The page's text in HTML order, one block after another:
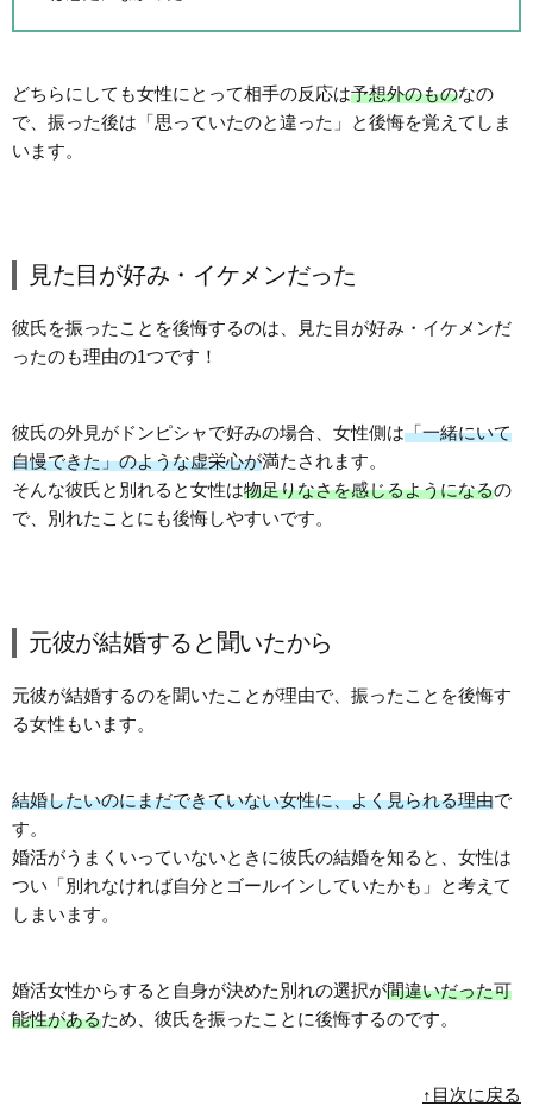
どちらにしても女性にとって相手の反応は予想外のものなの
で、振った後は「思っていたのと違った」と後悔を覚えてしま
います。
見た目が好み・イケメンだった
彼氏を振ったことを後悔するのは、見た目が好み・イケメンだ
ったのも理由の1つです！
彼氏の外見がドンピシャで好みの場合、女性側は「一緒にいて
自慢できた」のような虚栄心が満たされます。
そんな彼氏と別れると女性は物足りなさを感じるようになるの
で、別れたことにも後悔しやすいです。
元彼が結婚すると聞いたから
元彼が結婚するのを聞いたことが理由で、振ったことを後悔す
る女性もいます。
結婚したいのにまだできていない女性に、よく見られる理由で
す。
婚活がうまくいっていないときに彼氏の結婚を知ると、女性は
つい「別れなければ自分とゴールインしていたかも」と考えて
しまいます。
婚活女性からすると自身が決めた別れの選択が間違いだった可
能性があるため、彼氏を振ったことに後悔するのです。
↑目次に戻る